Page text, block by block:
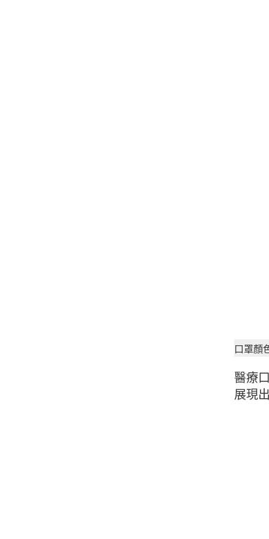
口罩顏
醫療
展現